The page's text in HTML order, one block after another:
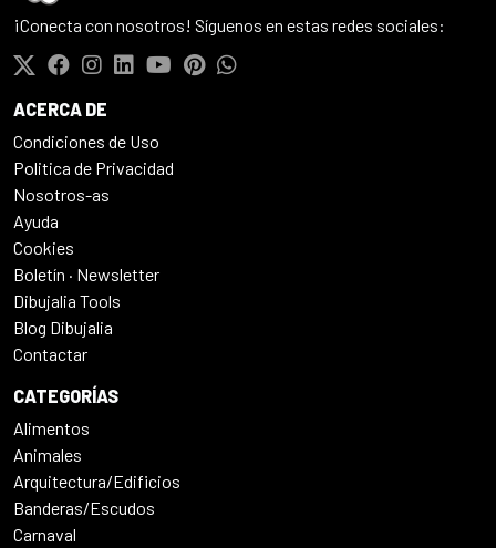
¡Conecta con nosotros! Síguenos en estas redes sociales:
ACERCA DE
Condiciones de Uso
Politica de Privacidad
Nosotros-as
Ayuda
Cookies
Boletín · Newsletter
Dibujalia Tools
Blog Dibujalia
Contactar
CATEGORÍAS
Alimentos
Animales
Arquitectura/Edificios
Banderas/Escudos
Carnaval